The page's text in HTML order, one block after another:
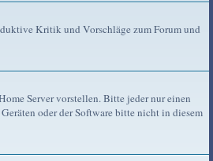
Kritik und Vorschläge zum Forum und
Server vorstellen. Bitte jeder nur einen
oder der Software bitte nicht in diesem